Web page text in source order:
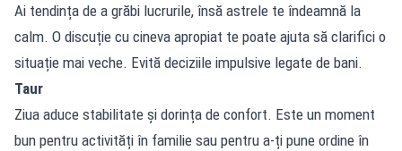
Ai tendința de a grăbi lucrurile, însă astrele te îndeamnă la
calm. O discuție cu cineva apropiat te poate ajuta să clarifici o
situație mai veche. Evită deciziile impulsive legate de bani.
Taur
Ziua aduce stabilitate și dorința de confort. Este un moment
bun pentru activități în familie sau pentru a-ți pune ordine în